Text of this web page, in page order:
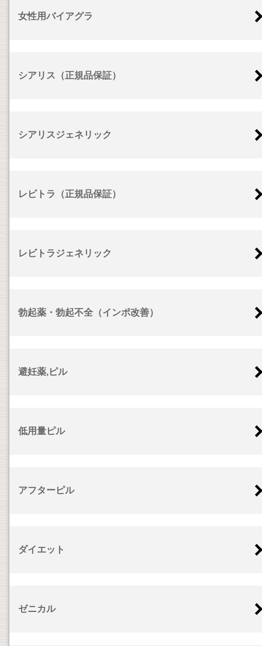
女性用バイアグラ
シアリス（正規品保証）
シアリスジェネリック
レビトラ（正規品保証）
レビトラジェネリック
勃起薬・勃起不全（インポ改善）
避妊薬,ピル
低用量ピル
アフターピル
ダイエット
ゼニカル